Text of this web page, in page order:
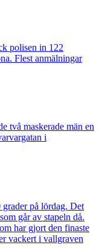
polisen in 122
Flest anmälningar
två maskerade män en
i
på lördag. Det
går av stapeln då.
har gjort den finaste
vackert i vallgraven